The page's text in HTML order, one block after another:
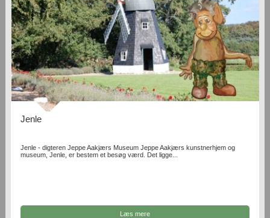
Jenle
Jenle - digteren Jeppe Aakjærs Museum Jeppe Aakjærs kunstnerhjem og
museum, Jenle, er bestem et besøg værd. Det ligge...
Læs mere